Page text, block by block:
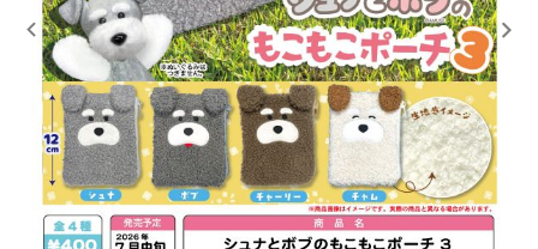
レンタル
景品・玩具・文具
販促用カプセルトイ